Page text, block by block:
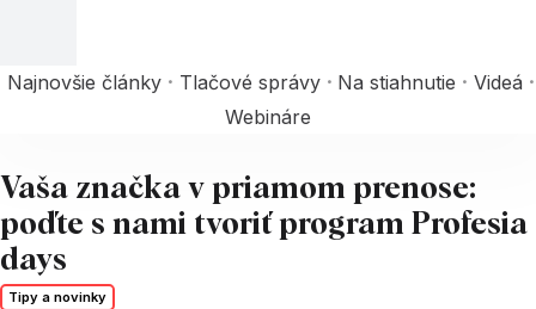
Najnovšie články Tlačové správy Na stiahnutie
Videá
Webináre
Vaša značka v priamom prenose:
poďte s nami tvoriť program Profesia
days
Tipy a novinky